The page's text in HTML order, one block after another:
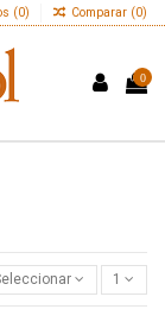
(0) Comparar (0)
0
1